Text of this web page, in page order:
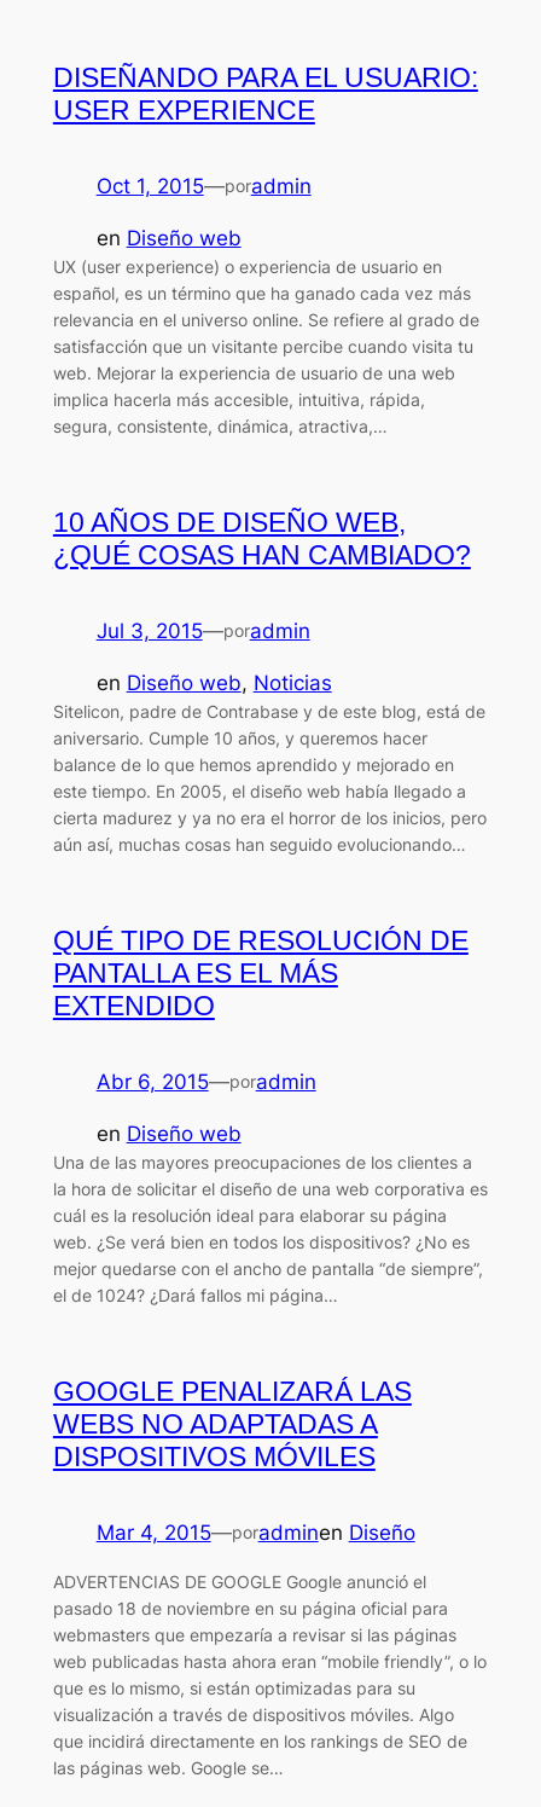
DISEÑANDO PARA EL USUARIO:
USER EXPERIENCE
Oct 1, 2015—poradmin
en Diseño web
UX (user experience) o experiencia de usuario en
español, es un término que ha ganado cada vez más
relevancia en el universo online. Se refiere al grado de
satisfacción que un visitante percibe cuando visita tu
web. Mejorar la experiencia de usuario de una web
implica hacerla más accesible, intuitiva, rápida,
segura, consistente, dinámica, atractiva,…
10 AÑOS DE DISEÑO WEB,
¿QUÉ COSAS HAN CAMBIADO?
Jul 3, 2015—poradmin
en Diseño web, Noticias
Sitelicon, padre de Contrabase y de este blog, está de
aniversario. Cumple 10 años, y queremos hacer
balance de lo que hemos aprendido y mejorado en
este tiempo. En 2005, el diseño web había llegado a
cierta madurez y ya no era el horror de los inicios, pero
aún así, muchas cosas han seguido evolucionando…
QUÉ TIPO DE RESOLUCIÓN DE
PANTALLA ES EL MÁS
EXTENDIDO
Abr 6, 2015—poradmin
en Diseño web
Una de las mayores preocupaciones de los clientes a
la hora de solicitar el diseño de una web corporativa es
cuál es la resolución ideal para elaborar su página
web. ¿Se verá bien en todos los dispositivos? ¿No es
mejor quedarse con el ancho de pantalla “de siempre”,
el de 1024? ¿Dará fallos mi página…
GOOGLE PENALIZARÁ LAS
WEBS NO ADAPTADAS A
DISPOSITIVOS MÓVILES
Mar 4, 2015—poradminen Diseño
ADVERTENCIAS DE GOOGLE Google anunció el
pasado 18 de noviembre en su página oficial para
webmasters que empezaría a revisar si las páginas
web publicadas hasta ahora eran “mobile friendly”, o lo
que es lo mismo, si están optimizadas para su
visualización a través de dispositivos móviles. Algo
que incidirá directamente en los rankings de SEO de
las páginas web. Google se…